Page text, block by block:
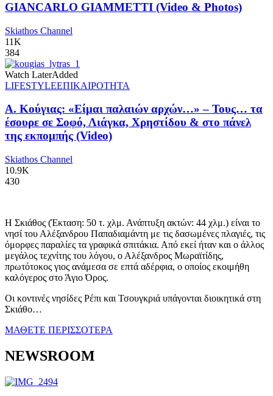
GIANCARLO GIAMMETTI (Video & Photos)
Skiathos Channel
11K
384
Watch LaterAdded
LIFESTYLEΕΠΙΚΑΙΡΟΤΗΤΑ
Α. Κούγιας: «Είμαι παλαιών αρχών…» – Τους… τα
έσουρε σε Σοφό, Λιάγκα, Χρηστίδου & στο πάνελ
της εκπομπής (Video)
Skiathos Channel
10.9K
430
Η Σκιάθος (Έκταση: 50 τ. χλμ. Ανάπτυξη ακτών: 44 χλμ.) είναι το
νησί του Αλέξανδρου Παπαδιαμάντη με τις δασωμένες πλαγιές, τις
όμορφες παραλίες τα γραφικά σπιτάκια. Από εκεί ήταν και ο άλλος
μεγάλος τεχνίτης του λόγου, ο Αλέξανδρος Μωραϊτίδης,
πρωτότοκος γιος ανάμεσα σε επτά αδέρφια, ο οποίος εκοιμήθη
καλόγερος στο Άγιο Όρος.
Οι κοντινές νησίδες Ρέπι και Τσουγκριά υπάγονται διοικητικά στη
Σκιάθο…
ΜΑΘΕΤΕ ΠΕΡΙΣΣΟΤΕΡΑ
NEWSROOM